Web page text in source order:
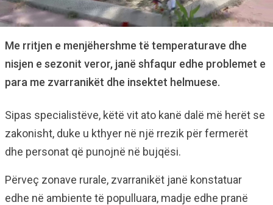
Me rritjen e menjëhershme të temperaturave dhe
nisjen e sezonit veror, janë shfaqur edhe problemet e
para me zvarranikët dhe insektet helmuese.
Sipas specialistëve, këtë vit ato kanë dalë më herët se
zakonisht, duke u kthyer në një rrezik për fermerët
dhe personat që punojnë në bujqësi.
Përveç zonave rurale, zvarranikët janë konstatuar
edhe në ambiente të populluara, madje edhe pranë